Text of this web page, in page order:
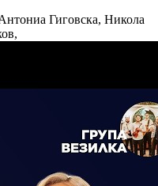
Гиговска, Никола